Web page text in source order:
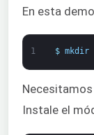
En esta
1 $ mkdir
Instale el